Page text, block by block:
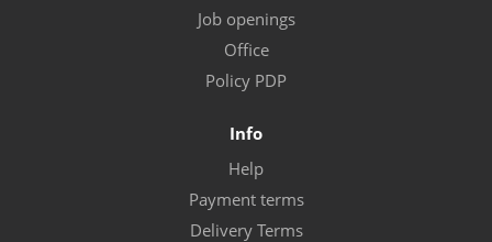
Job openings
Office
Policy PDP
Info
Help
Payment terms
Delivery Terms